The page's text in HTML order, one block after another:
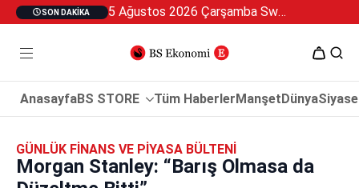
SON DAKIKA 5 Ağustos 2026 Çarşamba Swan Özel 2
AnasayfaBS STORE Tüm HaberlerManşetDünya
GÜNLÜK FINANS VE PIYASA BÜLTENI
Morgan Stanley: “Barış Olmasa da